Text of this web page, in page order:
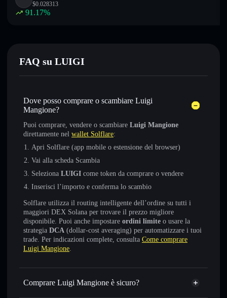
$0.028313
91.17%
FAQ su LUIGI
Dove posso comprare o scambiare Luigi
Mangione?
Puoi comprare, vendere o scambiare Luigi Mangione
direttamente nel wallet Solflare:
Apri Solflare (app mobile o estensione del browser)
Vai alla scheda Scambia
Seleziona LUIGI come token da comprare o vendere
Inserisci l’importo e conferma lo scambio
Solflare utilizza il routing intelligente dell’ordine su tutti i
maggiori DEX Solana per trovare il prezzo migliore
disponibile. Puoi anche impostare ordini limite o usare la
strategia DCA (dollar-cost averaging) per automatizzare i tuoi
trade. Per indicazioni complete, consulta Come comprare
Luigi Mangione.
Comprare Luigi Mangione è sicuro?